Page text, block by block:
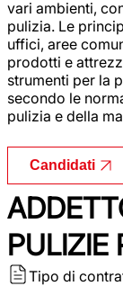
vari ambienti,
pulizia. Le
uffici, aree
prodotti e
strumenti per la
secondo le
pulizia e della
Candidati
PULIZIE
Tipo di